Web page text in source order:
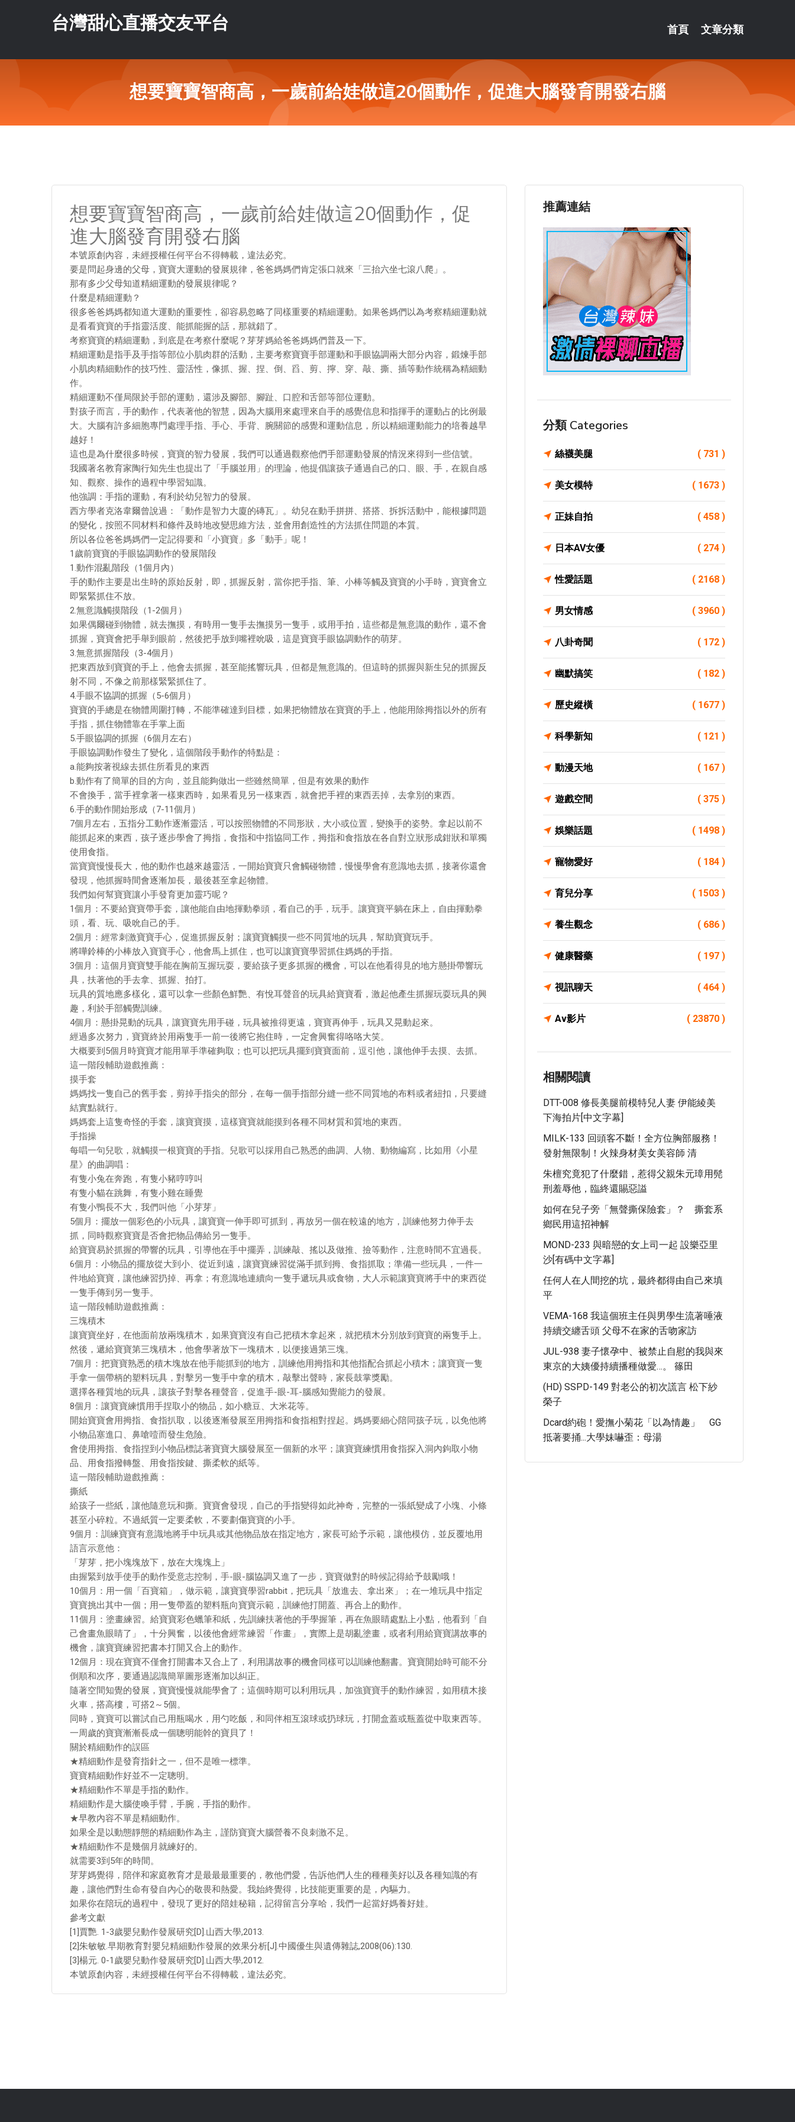
台灣甜心直播交友平台 首頁 文章分類
想要寶寶智商高，一歲前給娃做這20個動作，促進大腦發育開發右腦
想要寶寶智商高，一歲前給娃做這20個動作，促
進大腦發育開發右腦
本號原創內容，未經授權任何平台不得轉載，違法必究。
要是問起身邊的父母，寶寶大運動的發展規律，爸爸媽媽們肯定張口就來「三抬六坐七滾八爬」。
那有多少父母知道精細運動的發展規律呢？
什麼是精細運動？
很多爸爸媽媽都知道大運動的重要性，卻容易忽略了同樣重要的精細運動。如果爸媽們以為考察精細運動就
是看看寶寶的手指靈活度、能抓能握的話，那就錯了。
考察寶寶的精細運動，到底是在考察什麼呢？芽芽媽給爸爸媽媽們普及一下。
精細運動是指手及手指等部位小肌肉群的活動，主要考察寶寶手部運動和手眼協調兩大部分內容，鍛煉手部
小肌肉精細動作的技巧性、靈活性，像抓、握、捏、倒、舀、剪、擰、穿、敲、撕、插等動作統稱為精細動
作。
精細運動不僅局限於手部的運動，還涉及腳部、腳趾、口腔和舌部等部位運動。
對孩子而言，手的動作，代表著他的智慧，因為大腦用來處理來自手的感覺信息和指揮手的運動占的比例最
大。大腦有許多細胞專門處理手指、手心、手背、腕關節的感覺和運動信息，所以精細運動能力的培養越早
越好！
這也是為什麼很多時候，寶寶的智力發展，我們可以通過觀察他們手部運動發展的情況來得到一些信號。
我國著名教育家陶行知先生也提出了「手腦並用」的理論，他提倡讓孩子通過自己的口、眼、手，在親自感
知、觀察、操作的過程中學習知識。
他強調：手指的運動，有利於幼兒智力的發展。
西方學者克洛韋爾曾說過：「動作是智力大廈的磚瓦」。幼兒在動手拼拼、搭搭、拆拆活動中，能根據問題
的變化，按照不同材料和條件及時地改變思維方法，並會用創造性的方法抓住問題的本質。
所以各位爸爸媽媽們一定記得要和「小寶寶」多「動手」呢！
1歲前寶寶的手眼協調動作的發展階段
1.動作混亂階段（1個月內）
手的動作主要是出生時的原始反射，即，抓握反射，當你把手指、筆、小棒等觸及寶寶的小手時，寶寶會立
即緊緊抓住不放。
2.無意識觸摸階段（1-2個月）
如果偶爾碰到物體，就去撫摸，有時用一隻手去撫摸另一隻手，或用手拍，這些都是無意識的動作，還不會
抓握，寶寶會把手舉到眼前，然後把手放到嘴裡吮吸，這是寶寶手眼協調動作的萌芽。
3.無意抓握階段（3-4個月）
把東西放到寶寶的手上，他會去抓握，甚至能搖響玩具，但都是無意識的。但這時的抓握與新生兒的抓握反
射不同，不像之前那樣緊緊抓住了。
4.手眼不協調的抓握（5-6個月）
寶寶的手總是在物體周圍打轉，不能準確達到目標，如果把物體放在寶寶的手上，他能用除拇指以外的所有
手指，抓住物體靠在手掌上面
5.手眼協調的抓握（6個月左右）
手眼協調動作發生了變化，這個階段手動作的特點是：
a.能夠按著視線去抓住所看見的東西
b.動作有了簡單的目的方向，並且能夠做出一些雖然簡單，但是有效果的動作
不會換手，當手裡拿著一樣東西時，如果看見另一樣東西，就會把手裡的東西丟掉，去拿別的東西。
6.手的動作開始形成（7-11個月）
7個月左右，五指分工動作逐漸靈活，可以按照物體的不同形狀，大小或位置，變換手的姿勢。拿起以前不
能抓起來的東西，孩子逐步學會了拇指，食指和中指協同工作，拇指和食指放在各自對立狀形成鉗狀和單獨
使用食指。
當寶寶慢慢長大，他的動作也越來越靈活，一開始寶寶只會觸碰物體，慢慢學會有意識地去抓，接著你還會
發現，他抓握時間會逐漸加長，最後甚至拿起物體。
我們如何幫寶寶讓小手發育更加靈巧呢？
1個月：不要給寶寶帶手套，讓他能自由地揮動拳頭，看自己的手，玩手。讓寶寶平躺在床上，自由揮動拳
頭，看、玩、吸吮自己的手。
2個月：經常刺激寶寶手心，促進抓握反射；讓寶寶觸摸一些不同質地的玩具，幫助寶寶玩手。
將嘩鈴棒的小棒放入寶寶手心，他會馬上抓住，也可以讓寶寶學習抓住媽媽的手指。
3個月：這個月寶寶雙手能在胸前互握玩耍，要給孩子更多抓握的機會，可以在他看得見的地方懸掛帶響玩
具，扶著他的手去拿、抓握、拍打。
玩具的質地應多樣化，還可以拿一些顏色鮮艷、有悅耳聲音的玩具給寶寶看，激起他產生抓握玩耍玩具的興
趣，利於手部觸覺訓練。
4個月：懸掛晃動的玩具，讓寶寶先用手碰，玩具被推得更遠，寶寶再伸手，玩具又晃動起來。
經過多次努力，寶寶終於用兩隻手一前一後將它抱住時，一定會興奮得咯咯大笑。
大概要到5個月時寶寶才能用單手準確夠取；也可以把玩具擺到寶寶面前，逗引他，讓他伸手去摸、去抓。
這一階段輔助遊戲推薦：
摸手套
媽媽找一隻自己的舊手套，剪掉手指尖的部分，在每一個手指部分縫一些不同質地的布料或者紐扣，只要縫
結實點就行。
媽媽套上這隻奇怪的手套，讓寶寶摸，這樣寶寶就能摸到各種不同材質和質地的東西。
手指操
每唱一句兒歌，就觸摸一根寶寶的手指。兒歌可以採用自己熟悉的曲調、人物、動物編寫，比如用《小星
星》的曲調唱：
有隻小兔在奔跑，有隻小豬哼哼叫
有隻小貓在跳舞，有隻小雞在睡覺
有隻小鴨長不大，我們叫他「小芽芽」
5個月：擺放一個彩色的小玩具，讓寶寶一伸手即可抓到，再放另一個在較遠的地方，訓練他努力伸手去
抓，同時觀察寶寶是否會把物品傳給另一隻手。
給寶寶易於抓握的帶響的玩具，引導他在手中擺弄，訓練敲、搖以及做推、撿等動作，注意時間不宜過長。
6個月：小物品的擺放從大到小、從近到遠，讓寶寶練習從滿手抓到拇、食指抓取；準備一些玩具，一件一
件地給寶寶，讓他練習扔掉、再拿；有意識地連續向一隻手遞玩具或食物，大人示範讓寶寶將手中的東西從
一隻手傳到另一隻手。
這一階段輔助遊戲推薦：
三塊積木
讓寶寶坐好，在他面前放兩塊積木，如果寶寶沒有自己把積木拿起來，就把積木分別放到寶寶的兩隻手上。
然後，遞給寶寶第三塊積木，他會學著放下一塊積木，以便接過第三塊。
7個月：把寶寶熟悉的積木塊放在他手能抓到的地方，訓練他用拇指和其他指配合抓起小積木；讓寶寶一隻
手拿一個帶柄的塑料玩具，對擊另一隻手中拿的積木，敲擊出聲時，家長鼓掌獎勵。
選擇各種質地的玩具，讓孩子對擊各種聲音，促進手-眼-耳-腦感知覺能力的發展。
8個月：讓寶寶練慣用手捏取小的物品，如小糖豆、大米花等。
開始寶寶會用拇指、食指扒取，以後逐漸發展至用拇指和食指相對捏起。媽媽要細心陪同孩子玩，以免他將
小物品塞進口、鼻嗆噎而發生危險。
會使用拇指、食指捏到小物品標誌著寶寶大腦發展至一個新的水平；讓寶寶練慣用食指探入洞內鉤取小物
品、用食指撥轉盤、用食指按鍵、撕柔軟的紙等。
這一階段輔助遊戲推薦：
撕紙
給孩子一些紙，讓他隨意玩和撕。寶寶會發現，自己的手指變得如此神奇，完整的一張紙變成了小塊、小條
甚至小碎粒。不過紙質一定要柔軟，不要劃傷寶寶的小手。
9個月：訓練寶寶有意識地將手中玩具或其他物品放在指定地方，家長可給予示範，讓他模仿，並反覆地用
語言示意他：
「芽芽，把小塊塊放下，放在大塊塊上」
由握緊到放手使手的動作受意志控制，手-眼-腦協調又進了一步，寶寶做對的時候記得給予鼓勵哦！
10個月：用一個「百寶箱」，做示範，讓寶寶學習rabbit，把玩具「放進去、拿出來」；在一堆玩具中指定
寶寶挑出其中一個；用一隻帶蓋的塑料瓶向寶寶示範，訓練他打開蓋、再合上的動作。
11個月：塗畫練習。給寶寶彩色蠟筆和紙，先訓練扶著他的手學握筆，再在魚眼睛處點上小點，他看到「自
己會畫魚眼睛了」，十分興奮，以後他會經常練習「作畫」，實際上是胡亂塗畫，或者利用給寶寶講故事的
機會，讓寶寶練習把書本打開又合上的動作。
12個月：現在寶寶不僅會打開書本又合上了，利用講故事的機會同樣可以訓練他翻書。寶寶開始時可能不分
倒順和次序，要通過認識簡單圖形逐漸加以糾正。
隨著空間知覺的發展，寶寶慢慢就能學會了；這個時期可以利用玩具，加強寶寶手的動作練習，如用積木接
火車，搭高樓，可搭2～5個。
同時，寶寶可以嘗試自己用瓶喝水，用勺吃飯，和同伴相互滾球或扔球玩，打開盒蓋或瓶蓋從中取東西等。
一周歲的寶寶漸漸長成一個聰明能幹的寶貝了！
關於精細動作的誤區
★精細動作是發育指針之一，但不是唯一標準。
寶寶精細動作好並不一定聰明。
★精細動作不單是手指的動作。
精細動作是大腦使喚手臂，手腕，手指的動作。
★早教內容不單是精細動作。
如果全是以動態靜態的精細動作為主，謹防寶寶大腦營養不良刺激不足。
★精細動作不是幾個月就練好的。
就需要3到5年的時間。
芽芽媽覺得，陪伴和家庭教育才是最最最重要的，教他們愛，告訴他們人生的種種美好以及各種知識的有
趣，讓他們對生命有發自內心的敬畏和熱愛。我始終覺得，比技能更重要的是，內驅力。
如果你在陪玩的過程中，發現了更好的陪娃秘籍，記得留言分享哈，我們一起當好媽養好娃。
參考文獻
[1]賈艷. 1-3歲嬰兒動作發展研究[D].山西大學,2013.
[2]朱敏敏.早期教育對嬰兒精細動作發展的效果分析[J].中國優生與遺傳雜誌,2008(06):130.
[3]楊元. 0-1歲嬰兒動作發展研究[D].山西大學,2012.
本號原創內容，未經授權任何平台不得轉載，違法必究。
推薦連結
分類 Categories
絲襪美腿 ( 731 )
美女模特 ( 1673 )
正妹自拍 ( 458 )
日本AV女優 ( 274 )
性愛話題 ( 2168 )
男女情感 ( 3960 )
八卦奇聞 ( 172 )
幽默搞笑 ( 182 )
歷史縱橫 ( 1677 )
科學新知 ( 121 )
動漫天地 ( 167 )
遊戲空間 ( 375 )
娛樂話題 ( 1498 )
寵物愛好 ( 184 )
育兒分享 ( 1503 )
養生觀念 ( 686 )
健康醫藥 ( 197 )
視訊聊天 ( 464 )
Av影片 ( 23870 )
相關閱讀
DTT-008 修長美腿前模特兒人妻 伊能綾美
下海拍片[中文字幕]
MILK-133 回頭客不斷！全方位胸部服務！
發射無限制！火辣身材美女美容師 清
朱檀究竟犯了什麼錯，惹得父親朱元璋用髡
刑羞辱他，臨終還賜惡謚
如何在兒子旁「無聲撕保險套」？ 撕套系
鄉民用這招神解
MOND-233 與暗戀的女上司一起 設樂亞里
沙[有碼中文字幕]
任何人在人間挖的坑，最終都得由自己來填
平
VEMA-168 我這個班主任與男學生流著唾液
持續交纏舌頭 父母不在家的舌吻家訪
JUL-938 妻子懷孕中、被禁止自慰的我與來
東京的大姨優持續播種做愛…。 篠田
(HD) SSPD-149 對老公的初次謊言 松下紗
榮子
Dcard約砲！愛撫小菊花「以為情趣」 GG
抵著要捅...大學妹嚇歪：母湯